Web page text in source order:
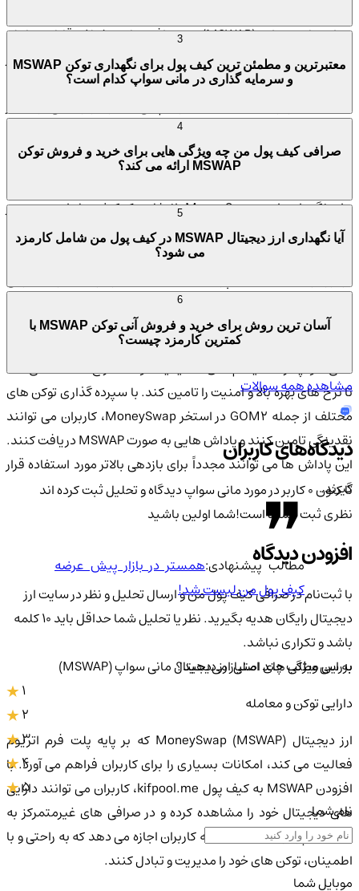
رمزارز مانی سواپ (MSWAP) در صرافی های مختلف قابل معامله
است. برای خرید و فروش این رمزارز، صرافی کیف پول من یکی از
با استفاده از توکن های مختلف فراهم می کند و کاربران می توانند از
طریق آن به راحتی به تبادل این رمزارز بپردازند.
وضعیت امنیت ارز دیجیتال مانی سواپ (MSWAP)
برای نگهداری امن MoneySwap، انتخاب یک کیف پول امن و معتبر
بسیار مهم است. کیف پول kifpool.me به عنوان یکی از گزینه های
پیشنهادی برای ذخیره این رمزارز معرفی شده است و از امنیت بالایی
برخوردار است. این کیف پول امکانات متعددی را برای مدیریت دارایی
های دیجیتال فراهم می کند و کاربران می توانند به راحتی و با
اطمینان از آن استفاده کنند.
مانی سواپ از مکانیسم های استیکینگ و استخراج استفاده می کند
تا نرخ های بهره بالا و امنیت را تامین کند. با سپرده گذاری توکن های
مختلف از جمله GOM2 در استخر MoneySwap، کاربران می توانند
نقدینگی تامین کنند و پاداش هایی به صورت MSWAP دریافت کنند.
این پاداش ها می توانند مجدداً برای بازدهی بالاتر مورد استفاده قرار
گیرند.
مطالب پیشنهادی:همستر در بازار پیش عرضه
کیف پول من لیست شد!
بررسی ویژگی های اصلی ارز دیجیتال مانی سواپ (MSWAP)
دارایی توکن و معامله
ارز دیجیتال MoneySwap (MSWAP) که بر پایه پلت فرم اتریوم
فعالیت می کند، امکانات بسیاری را برای کاربران فراهم می آورد. با
افزودن MSWAP به کیف پول kifpool.me، کاربران می توانند دارایی
های دیجیتال خود را مشاهده کرده و در صرافی های غیرمتمرکز به
معامله بپردازند. این امکان به کاربران اجازه می دهد که به راحتی و با
اطمینان، توکن های خود را مدیریت و تبادل کنند.
معتبرترین و مطمئن ترین کیف پول برای نگهداری توکن MSWAP
و سرمایه گذاری در مانی سواپ کدام است؟
صرافی کیف پول من چه ویژگی هایی برای خرید و فروش توکن
MSWAP ارائه می کند؟
آیا نگهداری ارز دیجیتال MSWAP در کیف پول من شامل کارمزد
می شود؟
آسان ترین روش برای خرید و فروش آنی توکن MSWAP با
کمترین کارمزد چیست؟
مشاهده همه سوالات
دیدگاه‌های کاربران
تا کنون 0 کاربر در مورد مانی سواپدیدگاه و تحلیل ثبت کرده اند
نظری ثبت نشده است!شما اولین باشید
افزودن دیدگاه
با ثبت‌نام در صرافی کیف پول من و ارسال تحلیل و نظر در سایت ارز
دیجیتال رایگان هدیه بگیرید. نظر یا تحلیل شما حداقل باید ۱۰ کلمه
باشد و تکراری نباشد.
به این مطلب چند امتیاز می‌دهید؟
3
4
5
نام شما
موبایل شما